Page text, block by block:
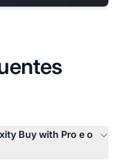
Buy with Pro e o